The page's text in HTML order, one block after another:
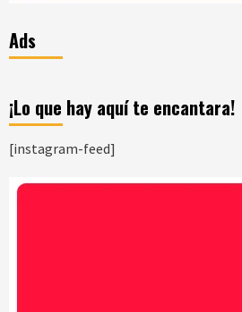
Ads
¡Lo que hay aquí te encantara!
[instagram-feed]